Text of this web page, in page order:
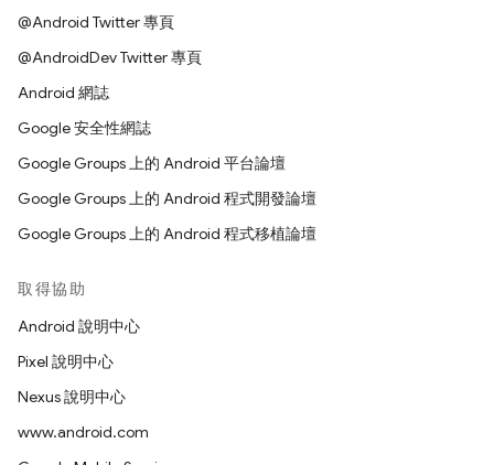
@Android Twitter 專頁
@AndroidDev Twitter 專頁
Android 網誌
Google 安全性網誌
Google Groups 上的 Android 平台論壇
Google Groups 上的 Android 程式開發論壇
Google Groups 上的 Android 程式移植論壇
取得協助
Android 說明中心
Pixel 說明中心
Nexus 說明中心
www.android.com